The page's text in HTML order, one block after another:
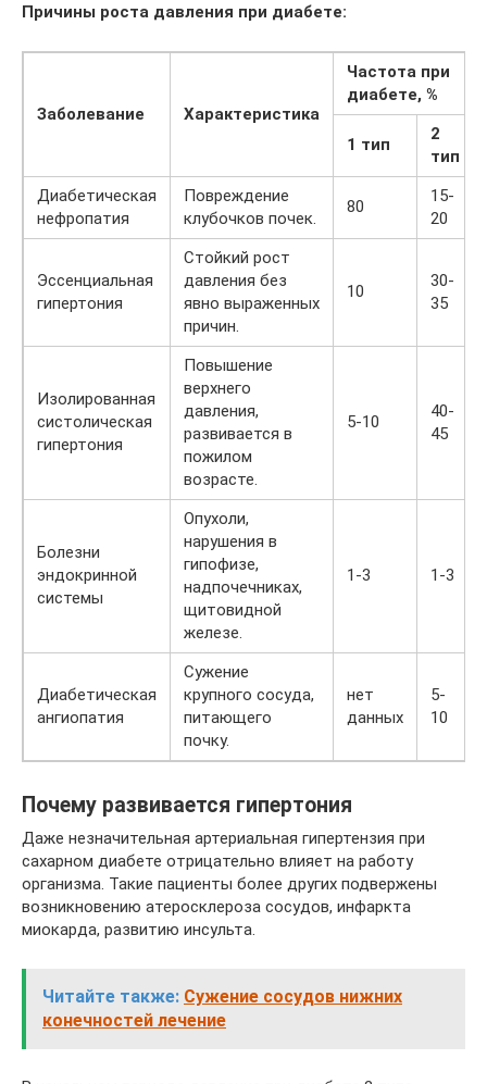
Причины роста давления при диабете:
Заболевание Характеристика
Частота при
диабете, %
1 тип
2
тип
Диабетическая
нефропатия
Повреждение
клубочков почек.
80
15-
20
Эссенциальная
гипертония
Стойкий рост
давления без
явно выраженных
причин.
10
30-
35
Изолированная
систолическая
гипертония
Повышение
верхнего
давления,
развивается в
пожилом
возрасте.
5-10
40-
45
Болезни
эндокринной
системы
Опухоли,
нарушения в
гипофизе,
надпочечниках,
щитовидной
железе.
1-3 1-3
Диабетическая
ангиопатия
Сужение
крупного сосуда,
питающего
почку.
нет
данных
5-
10
Почему развивается гипертония
Даже незначительная артериальная гипертензия при
сахарном диабете отрицательно влияет на работу
организма. Такие пациенты более других подвержены
возникновению атеросклероза сосудов, инфаркта
миокарда, развитию инсульта.
Читайте также: Сужение сосудов нижних
конечностей лечение